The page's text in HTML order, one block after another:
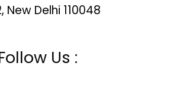
New Delhi 110048
Us :